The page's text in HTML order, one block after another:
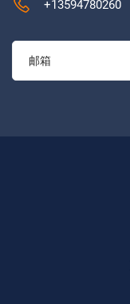
+13594780260